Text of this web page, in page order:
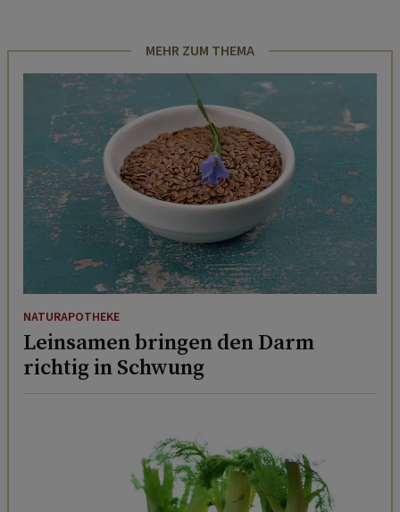
MEHR ZUM THEMA
NATURAPOTHEKE
Leinsamen bringen den Darm
richtig in Schwung